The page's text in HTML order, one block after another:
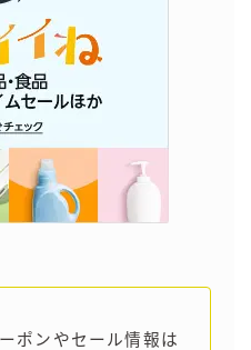
ポンやセール情報は